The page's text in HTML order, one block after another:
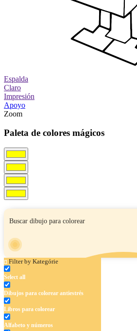
Espalda
Claro
Impresión
Apoyo
Zoom
Paleta de colores mágicos
Filter by Kategórie
Select all
Dibujos para colorear antiestrés
Libros para colorear
Alfabeto y números